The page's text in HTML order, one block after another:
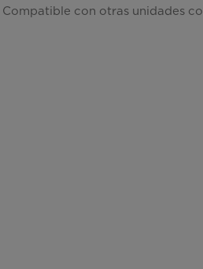
Compatible con otras unidades